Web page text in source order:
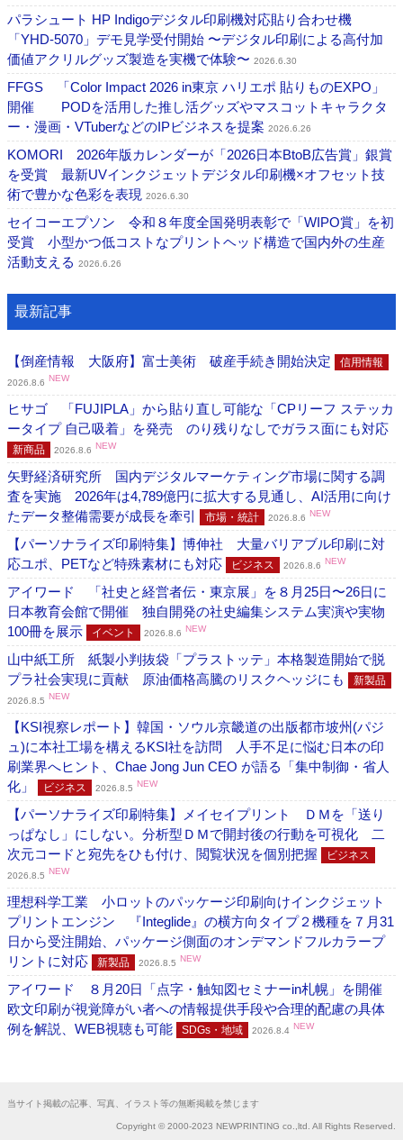
パラシュート HP Indigoデジタル印刷機対応貼り合わせ機
「YHD-5070」デモ見学受付開始 〜デジタル印刷による高付加
価値アクリルグッズ製造を実機で体験〜 2026.6.30
FFGS 「Color Impact 2026 in東京 ハリエポ 貼りものEXPO」
開催 PODを活用した推し活グッズやマスコットキャラクタ
ー・漫画・VTuberなどのIPビジネスを提案 2026.6.26
KOMORI 2026年版カレンダーが「2026日本BtoB広告賞」銀賞
を受賞 最新UVインクジェットデジタル印刷機×オフセット技
術で豊かな色彩を表現 2026.6.30
セイコーエプソン 令和８年度全国発明表彰で「WIPO賞」を初
受賞 小型かつ低コストなプリントヘッド構造で国内外の生産
活動支える 2026.6.26
最新記事
【倒産情報 大阪府】富士美術 破産手続き開始決定 信用情報
2026.8.6 NEW
ヒサゴ 「FUJIPLA」から貼り直し可能な「CPリーフ ステッカ
ータイプ 自己吸着」を発売 のり残りなしでガラス面にも対応
新商品 2026.8.6 NEW
矢野経済研究所 国内デジタルマーケティング市場に関する調
査を実施 2026年は4,789億円に拡大する見通し、AI活用に向け
たデータ整備需要が成長を牽引
市場・統計 2026.8.6 NEW
【パーソナライズ印刷特集】博伸社 大量バリアブル印刷に対
応ユポ、PETなど特殊素材にも対応
ビジネス 2026.8.6 NEW
アイワード 「社史と経営者伝・東京展」を８月25日〜26日に
日本教育会館で開催 独自開発の社史編集システム実演や実物
100冊を展示
イベント 2026.8.6 NEW
山中紙工所 紙製小判抜袋「プラストッテ」本格製造開始で脱
プラ社会実現に貢献 原油価格高騰のリスクヘッジにも
新製品
2026.8.5 NEW
【KSI視察レポート】韓国・ソウル京畿道の出版都市坡州(パジ
ュ)に本社工場を構えるKSI社を訪問 人手不足に悩む日本の印
刷業界へヒント、Chae Jong Jun CEO が語る「集中制御・省人
化」
ビジネス 2026.8.5 NEW
【パーソナライズ印刷特集】メイセイプリント ＤＭを「送り
っぱなし」にしない。分析型ＤＭで開封後の行動を可視化 二
次元コードと宛先をひも付け、閲覧状況を個別把握
ビジネス
2026.8.5 NEW
理想科学工業 小ロットのパッケージ印刷向けインクジェット
プリントエンジン 『Integlide』の横方向タイプ２機種を７月31
日から受注開始、パッケージ側面のオンデマンドフルカラープ
リントに対応
新製品 2026.8.5 NEW
アイワード ８月20日「点字・触知図セミナーin札幌」を開催
欧文印刷が視覚障がい者への情報提供手段や合理的配慮の具体
例を解説、WEB視聴も可能
SDGs・地域 2026.8.4 NEW
当サイト掲載の記事、写真、イラスト等の無断掲載を禁じます
Copyright © 2000-2023 NEWPRINTING co.,ltd. All Rights Reserved.